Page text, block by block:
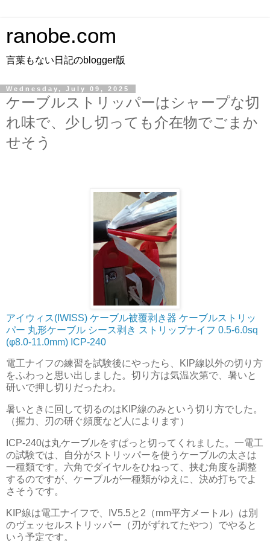
ranobe.com
言葉もない日記のblogger版
Wednesday, July 09, 2025
ケーブルストリッパーはシャープな切
れ味で、少し切っても介在物でごまか
せそう
アイウィス(IWISS) ケーブル被覆剥き器 ケーブルストリッ
パー 丸形ケーブル シース剥き ストリップナイフ 0.5-6.0sq
(φ8.0-11.0mm) ICP-240
電工ナイフの練習を試験後にやったら、KIP線以外の切り方
をふわっと思い出しました。切り方は気温次第で、暑いと
研いで押し切りだったわ。
暑いときに回して切るのはKIP線のみという切り方でした。
（握力、刃の研ぐ頻度など人によります）
ICP-240は丸ケーブルをすぱっと切ってくれました。一電工
の試験では、自分がストリッパーを使うケーブルの太さは
一種類です。六角でダイヤルをひねって、挟む角度を調整
するのですが、ケーブルが一種類がゆえに、決め打ちでよ
さそうです。
KIP線は電工ナイフで、IV5.5と2（mm平方メートル）は別
のヴェッセルストリッパー（刃がずれてたやつ）でやると
いう予定です。